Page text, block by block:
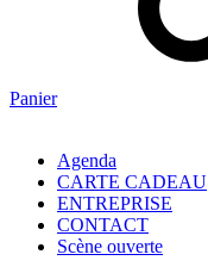
Panier
Agenda
CARTE CADEAU
ENTREPRISE
CONTACT
Scène ouverte